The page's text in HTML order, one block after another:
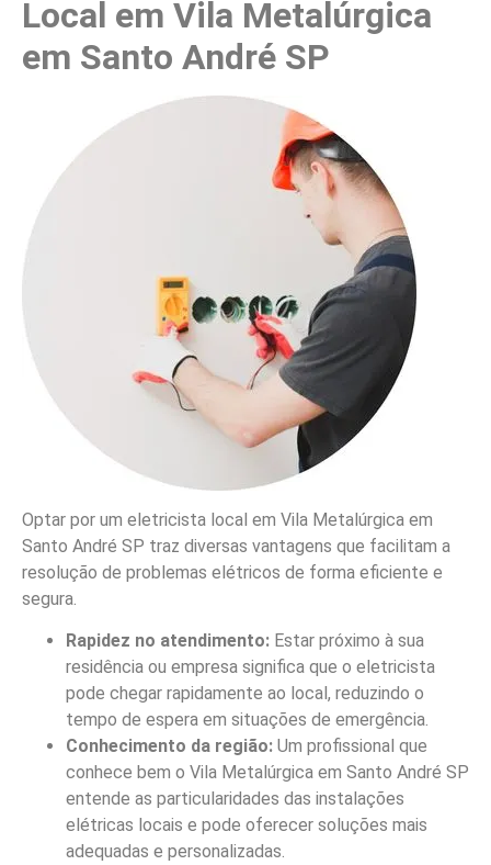
Local em Vila Metalúrgica
em Santo André SP
Optar por um eletricista local em Vila Metalúrgica em
Santo André SP traz diversas vantagens que facilitam a
resolução de problemas elétricos de forma eficiente e
segura.
Rapidez no atendimento: Estar próximo à sua
residência ou empresa significa que o eletricista
pode chegar rapidamente ao local, reduzindo o
tempo de espera em situações de emergência.
Conhecimento da região: Um profissional que
conhece bem o Vila Metalúrgica em Santo André SP
entende as particularidades das instalações
elétricas locais e pode oferecer soluções mais
adequadas e personalizadas.